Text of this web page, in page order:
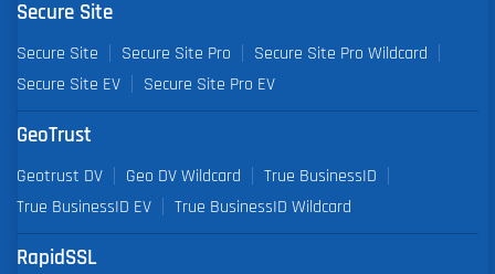
Secure Site
Secure Site Secure Site Pro
Secure Site Pro Wildcard
Secure Site EV
Secure Site Pro EV
GeoTrust
Geotrust DV Geo DV Wildcard
True BusinessID
True BusinessID EV
True BusinessID Wildcard
RapidSSL